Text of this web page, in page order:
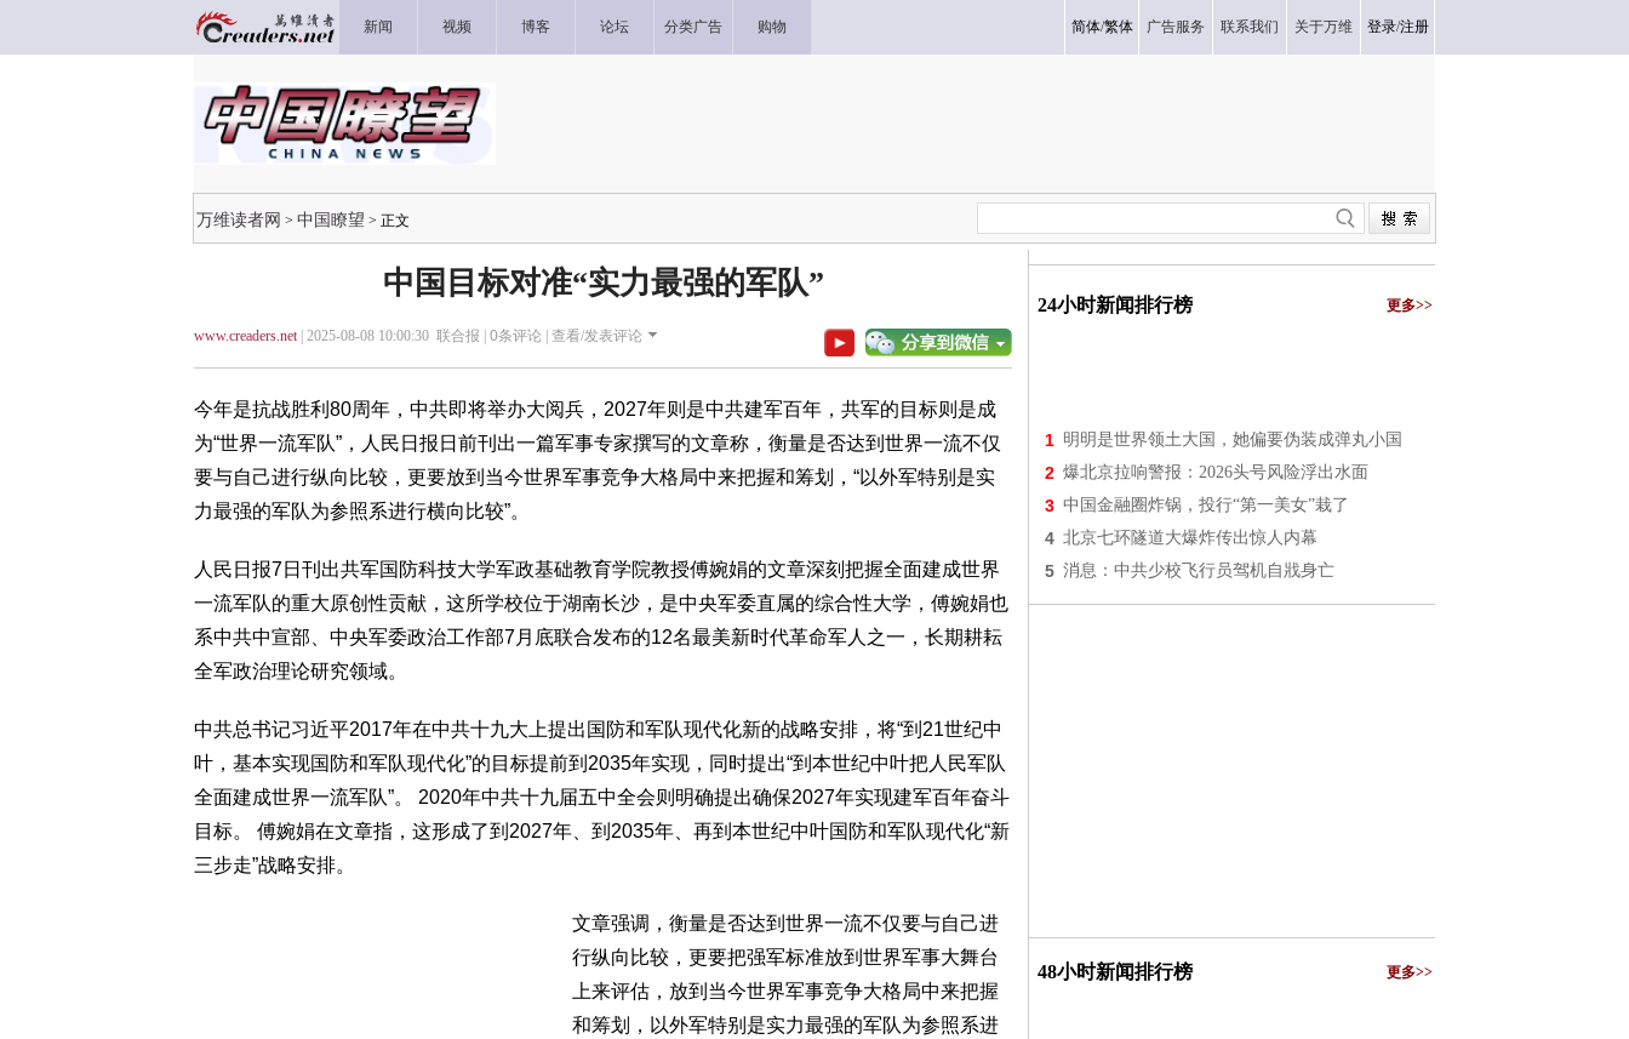
新闻 视频 博客 论坛 分类广告 购物 简体/繁体 广告服务 联系我们 关于万维 登录/注册
万维读者网 > 中国瞭望 > 正文
中国目标对准“实力最强的军队”
www.creaders.net| 2025-08-08 10:00:30 联合报 | 0条评论 | 查看/发表评论
今年是抗战胜利80周年，中共即将举办大阅兵，2027年则是中共建军百年，共军的目标则是成
为“世界一流军队”，人民日报日前刊出一篇军事专家撰写的文章称，衡量是否达到世界一流不仅
要与自己进行纵向比较，更要放到当今世界军事竞争大格局中来把握和筹划，“以外军特别是实
力最强的军队为参照系进行横向比较”。
人民日报7日刊出共军国防科技大学军政基础教育学院教授傅婉娟的文章深刻把握全面建成世界
一流军队的重大原创性贡献，这所学校位于湖南长沙，是中央军委直属的综合性大学，傅婉娟也
系中共中宣部、中央军委政治工作部7月底联合发布的12名最美新时代革命军人之一，长期耕耘
全军政治理论研究领域。
中共总书记习近平2017年在中共十九大上提出国防和军队现代化新的战略安排，将“到21世纪中
叶，基本实现国防和军队现代化”的目标提前到2035年实现，同时提出“到本世纪中叶把人民军队
全面建成世界一流军队”。 2020年中共十九届五中全会则明确提出确保2027年实现建军百年奋斗
目标。 傅婉娟在文章指，这形成了到2027年、到2035年、再到本世纪中叶国防和军队现代化“新
三步走”战略安排。
文章强调，衡量是否达到世界一流不仅要与自己进
行纵向比较，更要把强军标准放到世界军事大舞台
上来评估，放到当今世界军事竞争大格局中来把握
和筹划，以外军特别是实力最强的军队为参照系进
24小时新闻排行榜 更多>>
1 明明是世界领土大国，她偏要伪装成弹丸小国
2 爆北京拉响警报：2026头号风险浮出水面
3 中国金融圈炸锅，投行“第一美女”栽了
4 北京七环隧道大爆炸传出惊人内幕
5 消息：中共少校飞行员驾机自戕身亡
48小时新闻排行榜 更多>>